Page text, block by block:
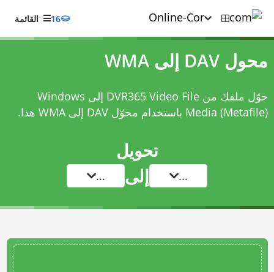
16 القائمة
محول DAV إلى WMA
حوّل ملفك من DVR365 Video File إلى Windows
Media (Metafile) باستخدام
محوّل DAV إلى WMA هذا.
تحويل
... إلى ...